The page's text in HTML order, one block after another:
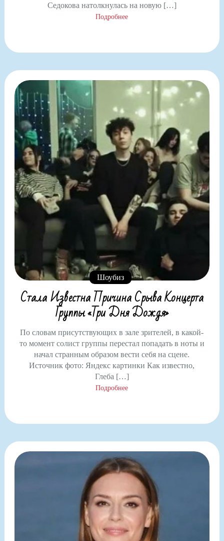
Седокова натолкнулась на новую […]
Подробнее
Шоубиз
Стала Известна Причина Срыва Концерта
Группы «Три Дня Дождя»
По словам присутствующих в зале зрителей, в какой-
то момент солист группы перестал попадать в ноты и
начал странным образом вести себя на сцене.
Источник фото: Яндекс картинки Как известно,
Глеба […]
Подробнее